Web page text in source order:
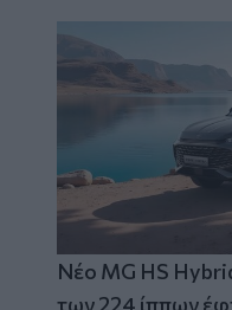
Νέο MG HS
των 224 ίππων